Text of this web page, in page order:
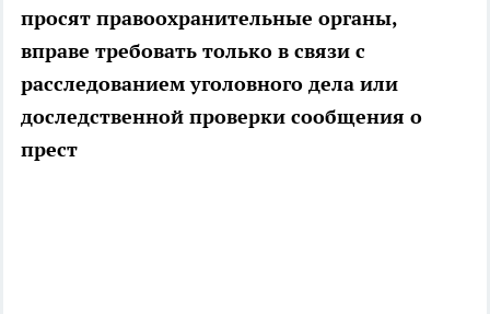
просят правоохранительные органы,
вправе требовать только в связи с
расследованием уголовного дела или
доследственной проверки сообщения о
прест